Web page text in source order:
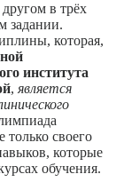
в трёх
задании.
которая,
института
, является
только своего
которые
обучения.